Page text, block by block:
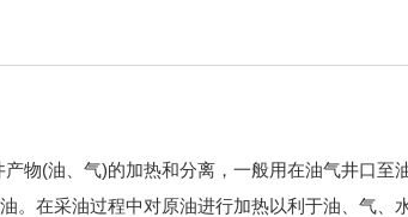
物(油、气)的加热和分离，一般用在油气井口
在采油过程中对原油进行加热以利于油、气、